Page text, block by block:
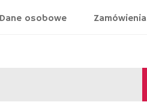
Dane osobowe Zamówienia